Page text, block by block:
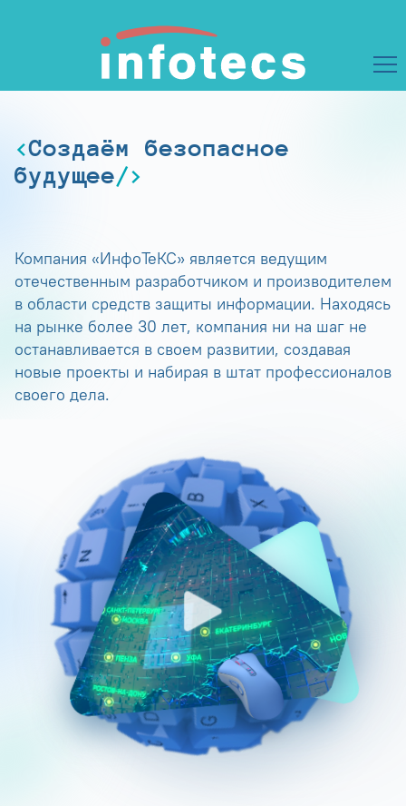
Создаём безопасное
будущее
Компания «ИнфоТеКС» является ведущим
отечественным разработчиком и производителем
в области средств защиты информации. Находясь
на рынке более 30 лет, компания ни на шаг не
останавливается в своем развитии, создавая
новые проекты и набирая в штат профессионалов
своего дела.